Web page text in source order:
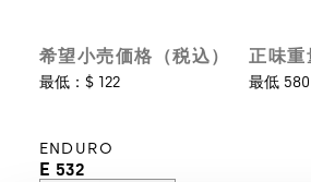
希望小売価格（税込）
最低：$ 122
正味重
最低
ENDURO
E 532